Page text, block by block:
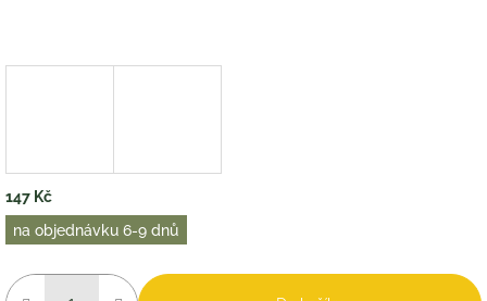
147 Kč
Měrná
cena:
na objednávku 6-9 dnů